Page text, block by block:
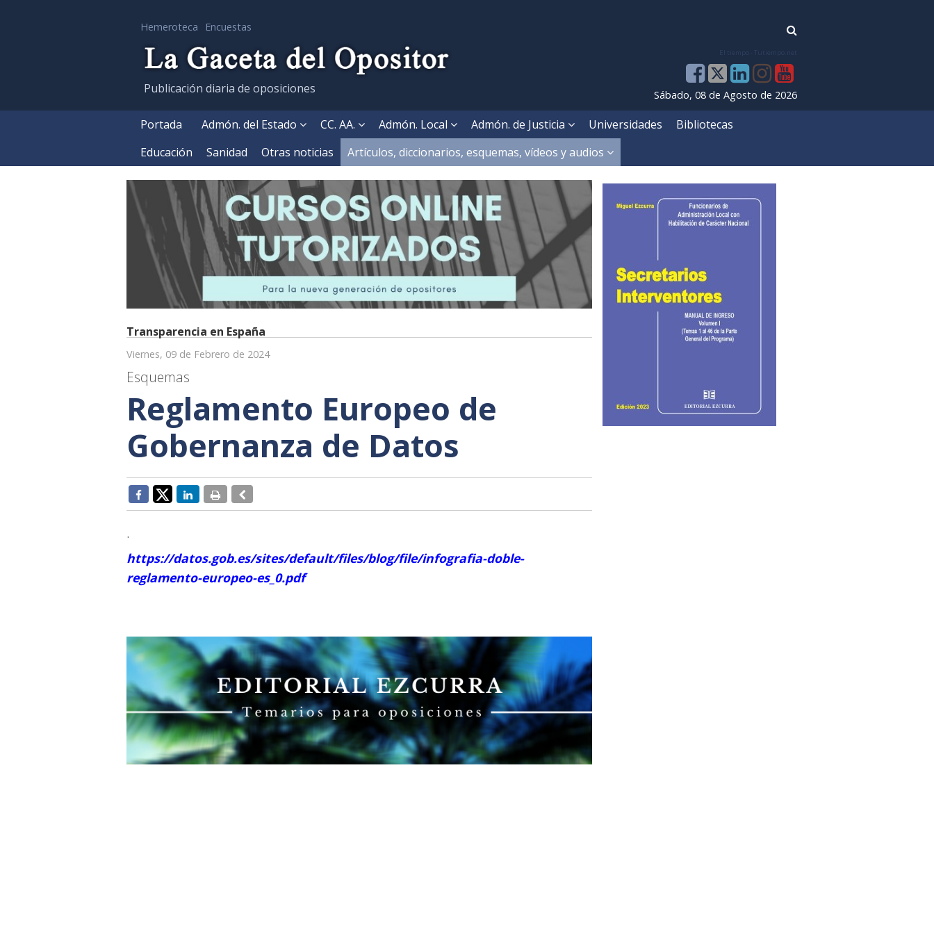
Hemeroteca Encuestas
Publicación diaria de oposiciones
El tiempo - Tutiempo.net
Sábado, 08 de Agosto de 2026
Portada Admón. del Estado CC. AA. Admón. Local Admón. de Justicia Universidades
Bibliotecas
Educación
Sanidad Otras noticias Artículos, diccionarios, esquemas, vídeos y audios
Transparencia en España
Viernes, 09 de Febrero de 2024
Esquemas
Reglamento Europeo de
Gobernanza de Datos
.
https://datos.gob.es/sites/default/files/blog/file/infografia-doble-
reglamento-europeo-es_0.pdf